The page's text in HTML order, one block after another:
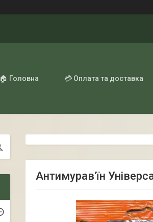
🏠 Головна 💳 Оплата та доставка
Антимурав'їн